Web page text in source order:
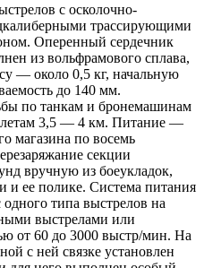
с осколочно-
трассирующими
Оперенный сердечник
из вольфрамового сплава,
— около 0,5 кг, начальную
до 140 мм.
по танкам и бронемашинам
3,5 — 4 км. Питание —
магазина по восемь
секции
вручную из боеукладок,
и ее полике. Система питания
одного типа выстрелов на
выстрелами или
от 60 до 3000 выстр/мин. На
с ней связке установлен